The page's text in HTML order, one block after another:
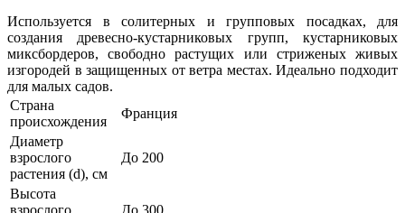
Используется в солитерных и групповых посадках, для
создания древесно-кустарниковых групп, кустарниковых
миксбордеров, свободно растущих или стриженых живых
изгородей в защищенных от ветра местах. Идеально подходит
для малых садов.
Страна
происхождения
Франция
Диаметр
взрослого
растения (d), см
До 200
Высота
взрослого
До 300